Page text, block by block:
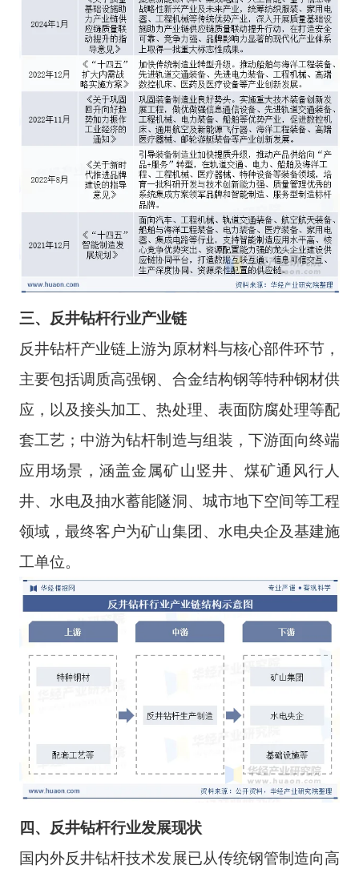
三、 反井钻杆行业产业链
反井钻杆产业链上游为原材料与核心部件环节，
主要包括调质高强钢、合金结构钢等特种钢材供
应，以及接头加工、热处理、表面防腐处理等配
套工艺；中游为钻杆制造与组装，下游面向终端
应用场景，涵盖金属矿山竖井、煤矿通风行人
井、水电及抽水蓄能隧洞、城市地下空间等工程
领域，最终客户为矿山集团、水电央企及基建施
工单位。
四、 反井钻杆行业发展现状
国内外反井钻杆技术发展已从传统钢管制造向高